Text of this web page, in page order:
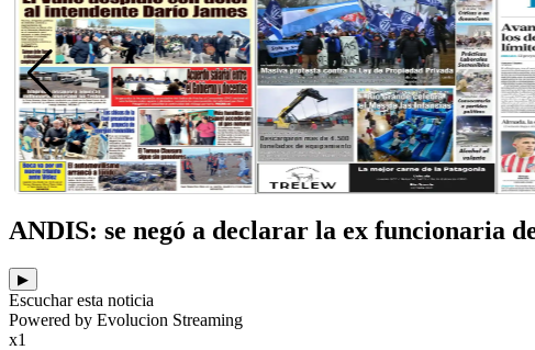
ANDIS: se negó a declarar la ex funcionaria
▶
Escuchar esta noticia
Powered by Evolucion Streaming
x1